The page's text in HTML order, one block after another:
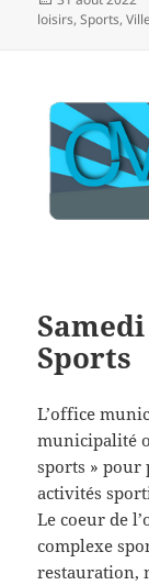
le
loisirs,Sports,
Sports
L’office
municipalité
sports » pour
activités
Le coeur de
complexe
restauration,